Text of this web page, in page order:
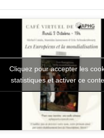
Culture
Cliquez pour accepter les
statistiques et activer ce